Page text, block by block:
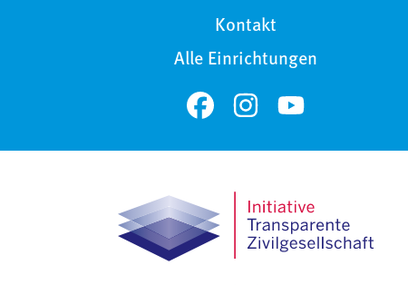
Kontakt
Alle Einrichtungen